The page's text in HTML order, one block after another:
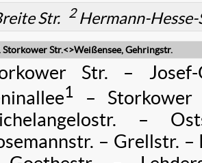
Str. 2Hermann-Hesse-
Storkower Str.<>Weißensee, Gehringstr.
Str. –
1 – Storkower
–
– Grellstr.